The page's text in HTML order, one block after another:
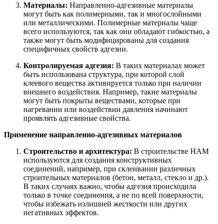
Материалы: Направленно-адгезивные материалы
могут быть как полимерными, так и многослойными
или металлическими. Полимерные материалы чаще
всего используются, так как они обладают гибкостью, а
также могут быть модифицированы для создания
специфичных свойств адгезии.
Контролируемая адгезия: В таких материалах может
быть использована структура, при которой слой
клеевого вещества активируется только при наличии
внешнего воздействия. Например, такие материалы
могут быть покрыты веществами, которые при
нагревании или воздействии давления начинают
проявлять адгезивные свойства.
Применение направленно-адгезивных материалов
Строительство и архитектура: В строительстве НАМ
используются для создания конструктивных
соединений, например, при склеивании различных
строительных материалов (бетон, металл, стекло и др.).
В таких случаях важно, чтобы адгезия происходила
только в точке соединения, а не по всей поверхности,
чтобы избежать излишней жесткости или других
негативных эффектов.